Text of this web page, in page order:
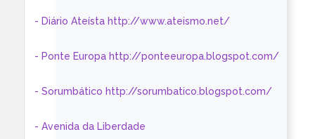
- Diário Ateísta http://www.ateismo.net/
- Ponte Europa http://ponteeuropa.blogspot.com/
- Sorumbático http://sorumbatico.blogspot.com/
- Avenida da Liberdade